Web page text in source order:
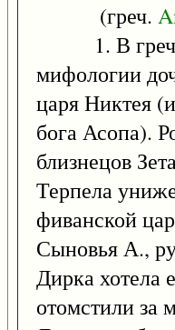
(греч.
1. В
мифологии
царя Никтея
бога Асопа).
близнецов
Терпела
фиванской
Сыновья А.,
Дирка хотела
отомстили за